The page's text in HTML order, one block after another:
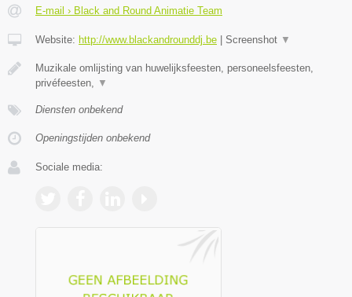
E-mail › Black and Round Animatie Team
Website: http://www.blackandrounddj.be | Screenshot ▼
Muzikale omlijsting van huwelijksfeesten, personeelsfeesten,
privéfeesten,
▼
Diensten onbekend
Openingstijden onbekend
Sociale media: